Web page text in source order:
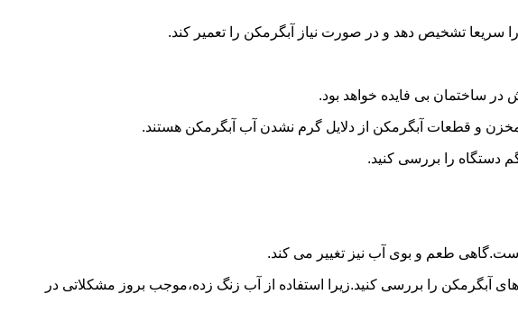
سریعا تشخیص دهد و در صورت نیاز آبگرمکن را تعمیر کند.
در ساختمان بی فایده خواهد بود.
و قطعات آبگرمکن از دلایل گرم نشدن آب آبگرمکن هستند.
دستگاه را بررسی کنید.
طعم و بوی آب نیز تغییر می کند.
را بررسی کنید.زیرا استفاده از آب زنگ زده،موجب بروز مشکلاتی در